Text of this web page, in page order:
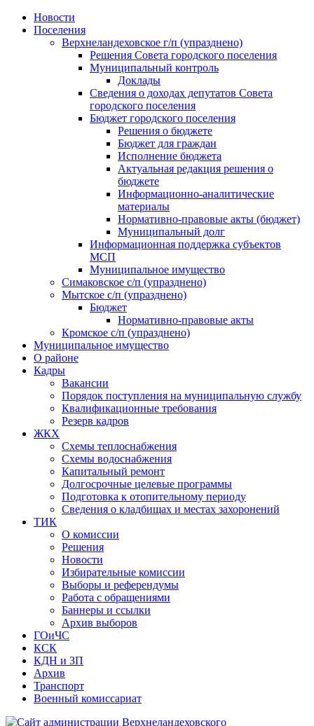
Skip
Новости
Поселения
Верхнеландеховское г/п (упразднено)
Решения Совета городского поселения
Муниципальный контроль
Доклады
Сведения о доходах депутатов Совета
городского поселения
Бюджет городского поселения
Решения о бюджете
Бюджет для граждан
Исполнение бюджета
Актуальная редакция решения о
бюджете
Информационно-аналитические
материалы
Нормативно-правовые акты (бюджет)
Муниципальный долг
Информационная поддержка субъектов
МСП
Муниципальное имущество
Симаковское с/п (упразднено)
Мытское с/п (упразднено)
Бюджет
Нормативно-правовые акты
Кромское с/п (упразднено)
Муниципальное имущество
О районе
Кадры
Вакансии
Порядок поступления на муниципальную службу
Квалификационные требования
Резерв кадров
ЖКХ
Схемы теплоснабжения
Схемы водоснабжения
Капитальный ремонт
Долгосрочные целевые программы
Подготовка к отопительному периоду
Сведения о кладбищах и местах захоронений
ТИК
О комиссии
Решения
Новости
Избирательные комиссии
Выборы и референдумы
Работа с обращениями
Баннеры и ссылки
Архив выборов
ГОиЧС
КСК
КДН и ЗП
Архив
Транспорт
Военный комиссариат